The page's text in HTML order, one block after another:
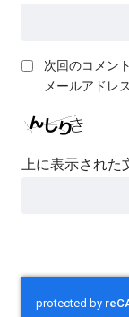
次回のコメン
メールアドレ
上に表示された